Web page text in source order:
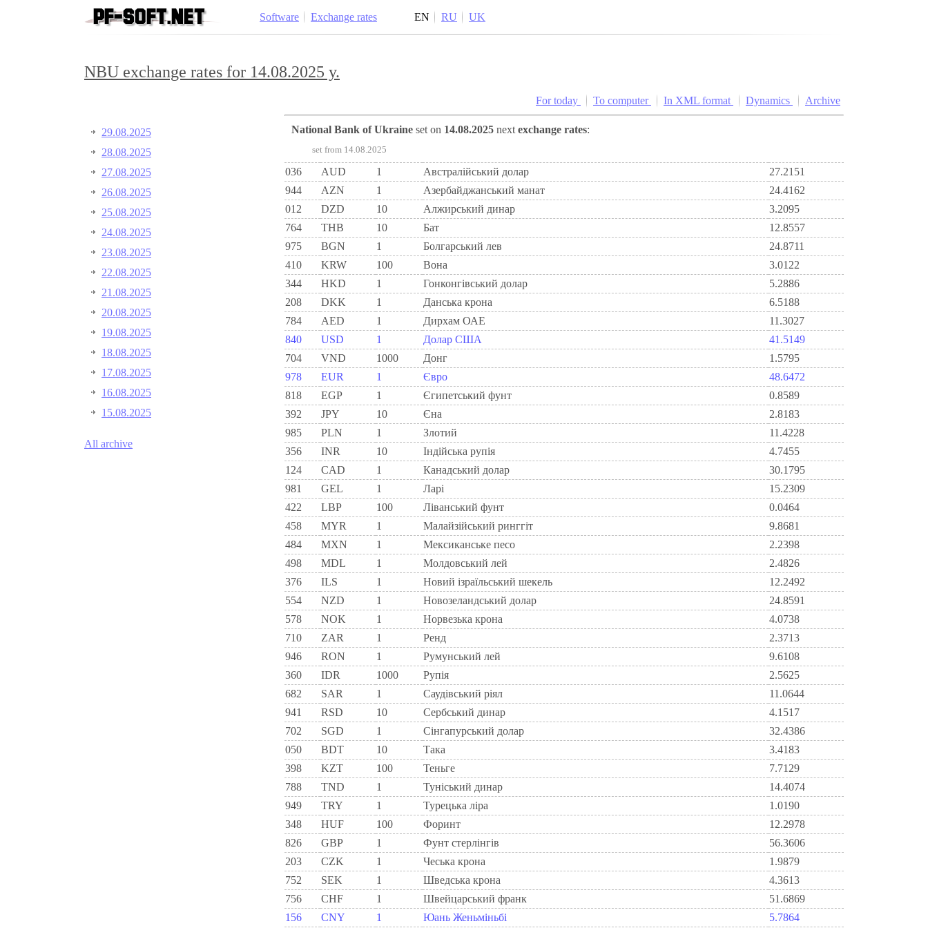
Software Exchange rates EN RU UK
NBU exchange rates for 14.08.2025 y.
29.08.2025
28.08.2025
27.08.2025
26.08.2025
25.08.2025
24.08.2025
23.08.2025
22.08.2025
21.08.2025
20.08.2025
19.08.2025
18.08.2025
17.08.2025
16.08.2025
15.08.2025
All archive
For today To computer In XML format Dynamics Archive
National Bank of Ukraine set on 14.08.2025 next exchange rates:
set from 14.08.2025
036 AUD 1 Австралійський долар
27.2151
944
AZN 1 Азербайджанський манат
24.4162
012
DZD 10 Алжирський динар
3.2095
764
THB 10 Бат
12.8557
975
BGN 1 Болгарський лев
24.8711
410
KRW 100 Вона
3.0122
344
HKD 1 Гонконгівський долар
5.2886
208
DKK 1 Данська крона
6.5188
784
AED 1 Дирхам ОАЕ
11.3027
840
USD 1 Долар США
41.5149
704
VND 1000 Донг
1.5795
978
EUR 1 Євро
48.6472
818
EGP 1 Єгипетський фунт
0.8589
392
JPY 10 Єна
2.8183
985
PLN 1 Злотий
11.4228
356
INR 10 Індійська рупія
4.7455
124
CAD 1 Канадський долар
30.1795
981
GEL 1 Ларi
15.2309
422
LBP 100 Ліванський фунт
0.0464
458
MYR 1 Малайзійський ринггіт
9.8681
484
MXN 1 Мексиканське песо
2.2398
498
MDL 1 Молдовський лей
2.4826
376
ILS 1 Новий ізраїльський шекель
12.2492
554
NZD 1 Новозеландський долар
24.8591
578
NOK 1 Норвезька крона
4.0738
710
ZAR 1 Ренд
2.3713
946
RON 1 Румунський лей
9.6108
360
IDR 1000 Рупія
2.5625
682
SAR 1 Саудівський ріял
11.0644
941
RSD 10 Сербський динар
4.1517
702
SGD 1 Сінгапурський долар
32.4386
050
BDT 10 Така
3.4183
398
KZT 100 Теньге
7.7129
788
TND 1 Туніський динар
14.4074
949
TRY 1 Турецька ліра
1.0190
348
HUF 100 Форинт
12.2978
826
GBP 1 Фунт стерлінгів
56.3606
203
CZK 1 Чеська крона
1.9879
752
SEK 1 Шведська крона
4.3613
756
CHF 1 Швейцарський франк
51.6869
156
CNY 1 Юань Женьміньбі 5.7864